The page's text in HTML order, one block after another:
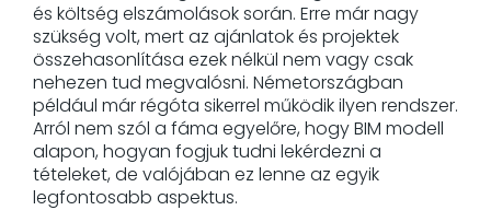
és költség elszámolások során. Erre már nagy
szükség volt, mert az ajánlatok és projektek
összehasonlítása ezek nélkül nem vagy csak
nehezen tud megvalósni. Németországban
például már régóta sikerrel működik ilyen rendszer.
Arról nem szól a fáma egyelőre, hogy BIM modell
alapon, hogyan fogjuk tudni lekérdezni a
tételeket, de valójában ez lenne az egyik
legfontosabb aspektus.